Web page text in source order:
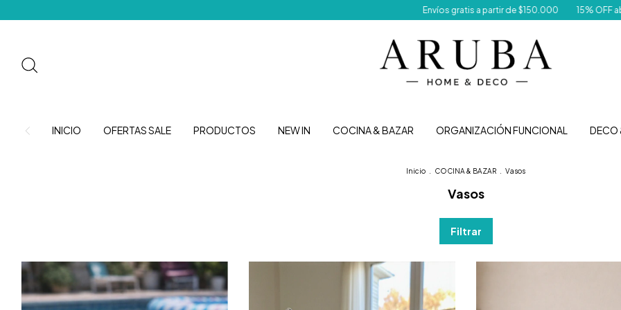
15% OFF abonando con transferencia Despachamos tu
INICIO OFERTAS SALE PRODUCTOS NEW IN COCINA & BAZAR ORGANIZACIÓN FUNCIONAL DECO
Inicio COCINA & BAZAR Vasos
Vasos
Filtrar